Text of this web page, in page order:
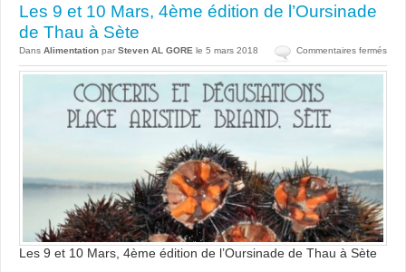
Les 9 et 10 Mars, 4ème édition de l’Oursinade
de Thau à Sète
Dans Alimentation par Steven AL GORE le 5 mars 2018 Commentaires ferméssur
Les
à
Les 9 et 10 Mars, 4ème édition de l’Oursinade de Thau à Sète